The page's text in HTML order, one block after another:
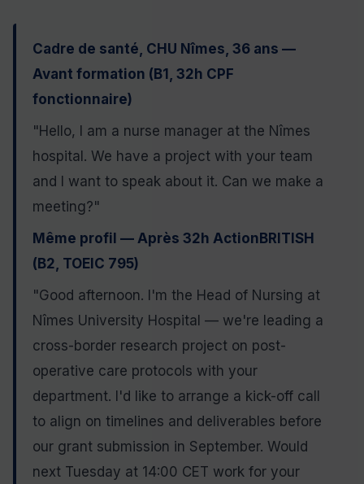
Cadre de santé, CHU Nîmes, 36 ans —
Avant formation (B1, 32h CPF
fonctionnaire)
"Hello, I am a nurse manager at the Nîmes
hospital. We have a project with your team
and I want to speak about it. Can we make a
meeting?"
Même profil — Après 32h ActionBRITISH
(B2, TOEIC 795)
"Good afternoon. I'm the Head of Nursing at
Nîmes University Hospital — we're leading a
cross-border research project on post-
operative care protocols with your
department. I'd like to arrange a kick-off call
to align on timelines and deliverables before
our grant submission in September. Would
next Tuesday at 14:00 CET work for your